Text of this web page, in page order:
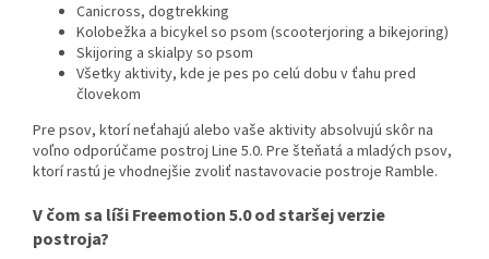
Canicross, dogtrekking
Kolobežka a bicykel so psom (scooterjoring a bikejoring)
Skijoring a skialpy so psom
Všetky aktivity, kde je pes po celú dobu v ťahu pred
človekom
Pre psov, ktorí neťahajú alebo vaše aktivity absolvujú skôr na
voľno odporúčame postroj Line 5.0. Pre šteňatá a mladých psov,
ktorí rastú je vhodnejšie zvoliť nastavovacie postroje Ramble.
V čom sa líši Freemotion 5.0 od staršej verzie
postroja?